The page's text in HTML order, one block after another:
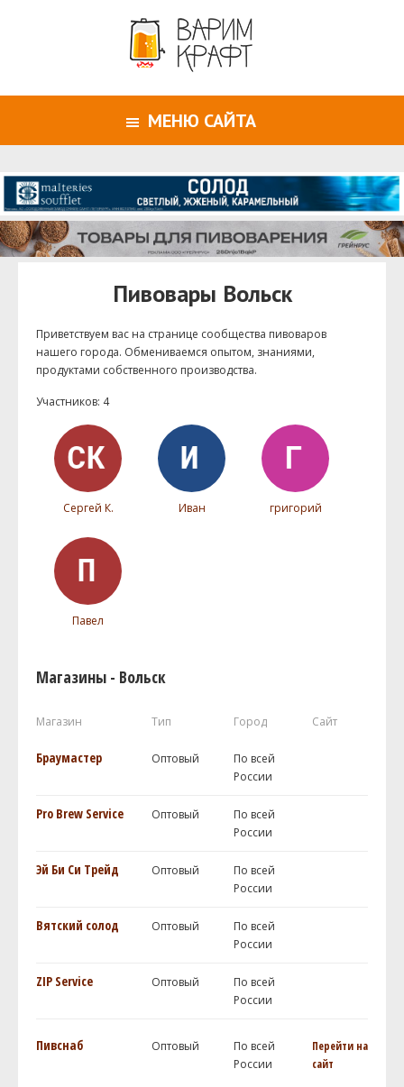
МЕНЮ САЙТА
Пивовары Вольск
Приветствуем ваc на странице сообщества пивоваров
нашего города. Обмениваемся опытом, знаниями,
продуктами собственного производства.
Участников: 4
Сергей К. Иван григорий
Павел
Магазины - Вольск
Магазин Тип Город Сайт
Браумастер Оптовый
По всей
России
Pro Brew Service Оптовый
По всей
России
Эй Би Си Трейд Оптовый
По всей
России
Вятский солод Оптовый
По всей
России
ZIP Service Оптовый
По всей
России
Пивснаб Оптовый
По всей
России
Перейти на
сайт